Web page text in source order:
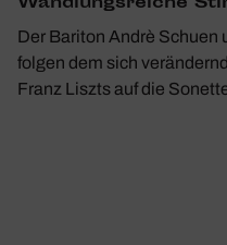
Der Bariton Andrè Schuen
folgen dem sich
Franz Liszts auf die